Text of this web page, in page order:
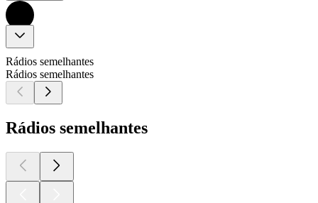
Rádios semelhantes
Rádios semelhantes
Rádios semelhantes